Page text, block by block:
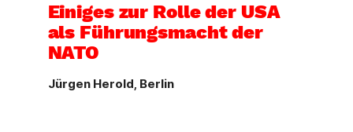
Einiges zur Rolle der USA
als Führungsmacht der
NATO
Jürgen Herold, Berlin